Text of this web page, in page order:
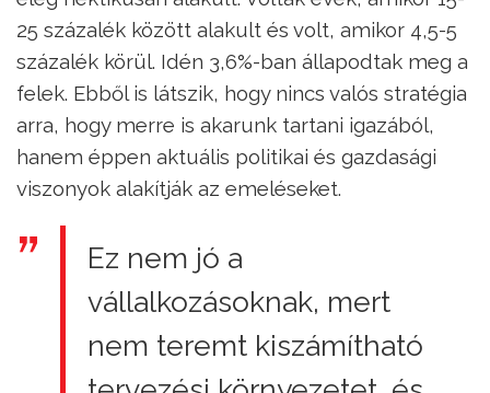
25 százalék között alakult és volt, amikor 4,5-5
százalék körül. Idén 3,6%-ban állapodtak meg a
felek. Ebből is látszik, hogy nincs valós stratégia
arra, hogy merre is akarunk tartani igazából,
hanem éppen aktuális politikai és gazdasági
viszonyok alakítják az emeléseket.
Ez nem jó a
vállalkozásoknak, mert
nem teremt kiszámítható